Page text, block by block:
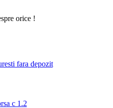
orice !
fara depozit
c 1.2